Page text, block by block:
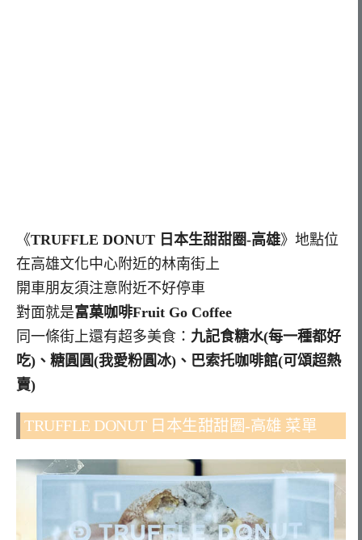
《TRUFFLE DONUT 日本生甜甜圈-高雄》地點位
在高雄文化中心附近的林南街上
開車朋友須注意附近不好停車
對面就是富菓咖啡Fruit Go Coffee
同一條街上還有超多美食： 九記食糖水(每一種都好
吃)、糖圓圓(我愛粉圓冰)、巴索托咖啡館(可頌超熱
賣)
TRUFFLE DONUT 日本生甜甜圈-高雄 菜單